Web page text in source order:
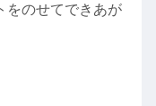
をのせてできあが